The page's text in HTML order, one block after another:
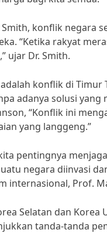
konflik negara
“Ketika rakyat
ujar Dr. Smith.
konflik di Timur
adanya solusi yang
“Konflik ini
yang langgeng.”
pentingnya
negara diinvasi
internasional, Prof.
Selatan dan Korea
tanda-tanda